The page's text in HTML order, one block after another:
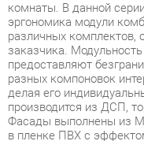
предоставляют
разных компоновок
делая его
производится из ДСП,
Фасады выполнены из
в пленке ПВХ с
металлические под
шариковые частичного
производства Германии
и длительный срок